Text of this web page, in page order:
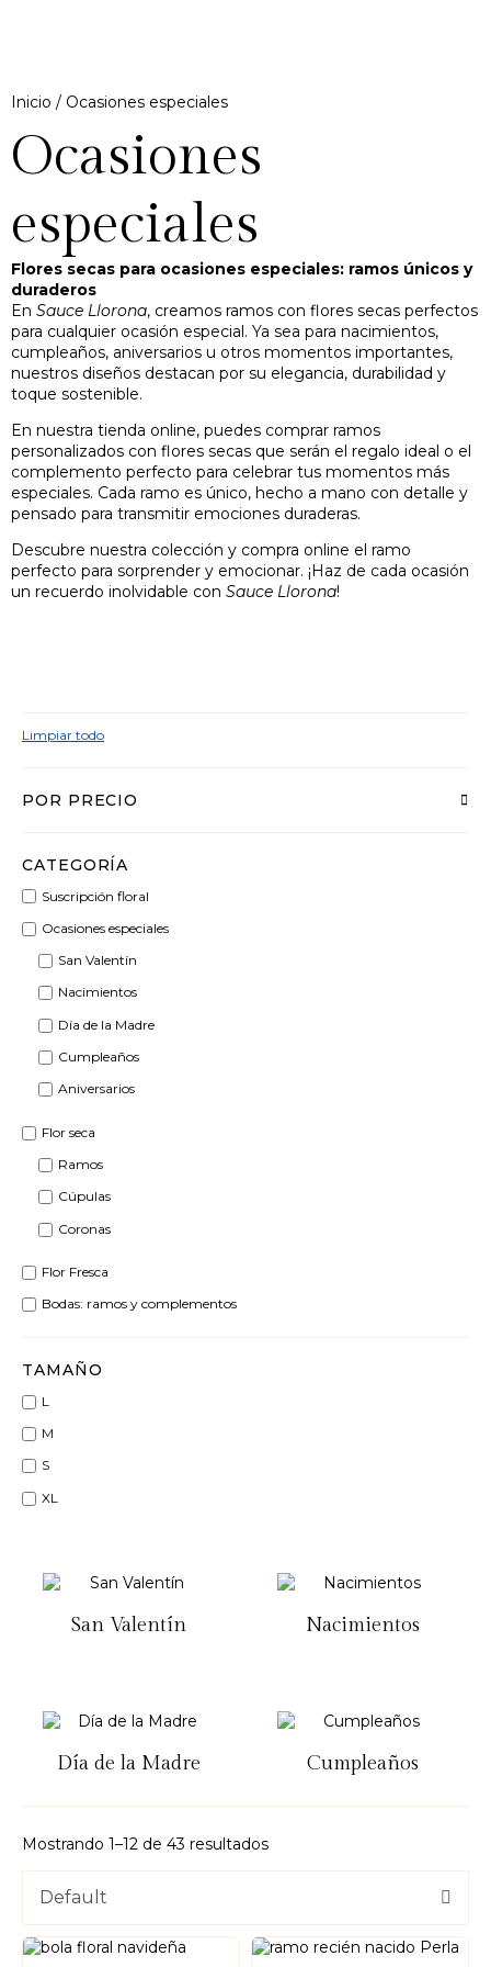
Inicio / Ocasiones especiales
Ocasiones
especiales
Flores secas para ocasiones especiales: ramos únicos y
duraderos
En Sauce Llorona, creamos ramos con flores secas perfectos
para cualquier ocasión especial. Ya sea para nacimientos,
cumpleaños, aniversarios u otros momentos importantes,
nuestros diseños destacan por su elegancia, durabilidad y
toque sostenible.
En nuestra tienda online, puedes comprar ramos
personalizados con flores secas que serán el regalo ideal o el
complemento perfecto para celebrar tus momentos más
especiales. Cada ramo es único, hecho a mano con detalle y
pensado para transmitir emociones duraderas.
Descubre nuestra colección y compra online el ramo
perfecto para sorprender y emocionar. ¡Haz de cada ocasión
un recuerdo inolvidable con Sauce Llorona!
Limpiar todo
POR PRECIO
CATEGORÍA
Suscripción floral
Ocasiones especiales
San Valentín
Nacimientos
Día de la Madre
Cumpleaños
Aniversarios
Flor seca
Ramos
Cúpulas
Coronas
Flor Fresca
Bodas: ramos y complementos
TAMAÑO
L
M
S
XL
San Valentín Nacimientos
Día de la Madre Cumpleaños
Mostrando 1–12 de 43 resultados
Default